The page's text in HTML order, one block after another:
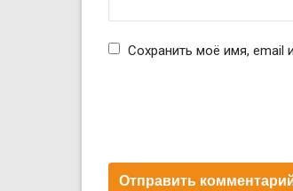
Сохранить моё имя, email